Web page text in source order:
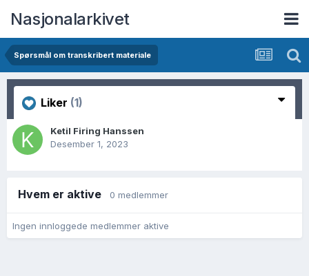
Nasjonalarkivet
Spørsmål om transkribert materiale
Liker (1)
Ketil Firing Hanssen
Desember 1, 2023
Hvem er aktive 0 medlemmer
Ingen innloggede medlemmer aktive